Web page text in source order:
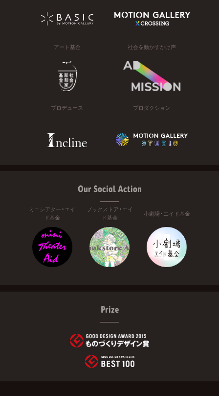
アート基金 社会を動かすかけ声
プロデュース プロダクション
Our Social Action
ミニシアター・エイ
ド基金
ブックストア・エイ
ド基金
小劇場・エイド基金
Prize